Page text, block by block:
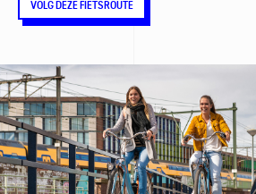
VOLG DEZE FIETSROUTE